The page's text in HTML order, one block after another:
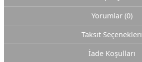
Yorumlar (0)
Taksit Seçenekleri
İade Koşulları